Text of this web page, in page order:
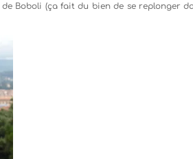
Boboli (ça fait du bien de se replonger